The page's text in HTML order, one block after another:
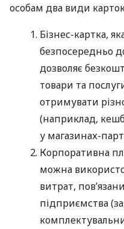
особам два види
Бізнес-картка,
безпосередньо
дозволяє
товари та
отримувати
(наприклад,
у магазинах-
Корпоративна
можна
витрат,
підприємства